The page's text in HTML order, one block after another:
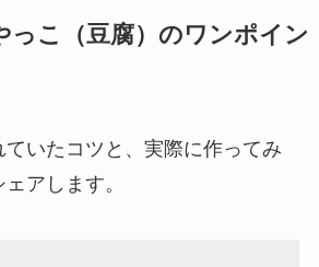
こ（豆腐） のワンポイン
いたコツと、実際に作ってみ
アします。